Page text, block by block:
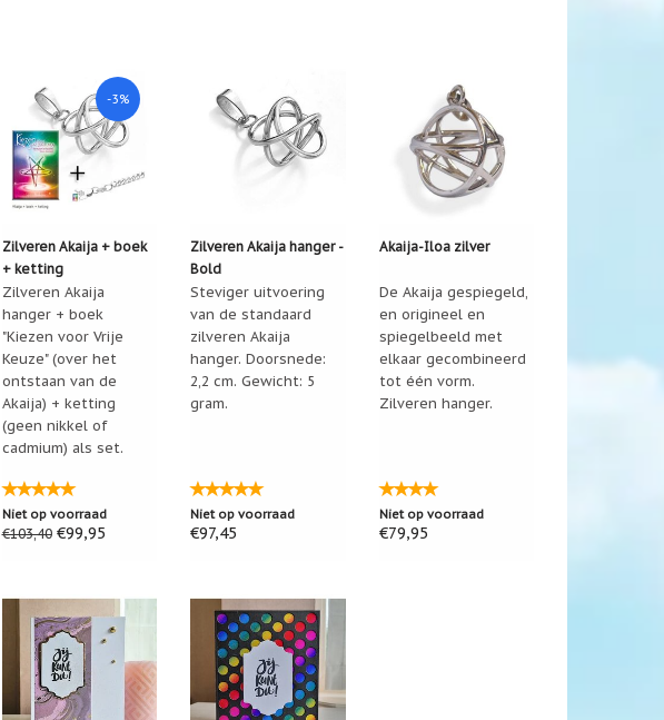
-3%
Zilveren Akaija + boek
+ ketting
Zilveren Akaija
hanger + boek
"Kiezen voor Vrije
Keuze" (over het
ontstaan van de
Akaija) + ketting
(geen nikkel of
cadmium) als set.
Niet op voorraad
€103,40€99,95
Zilveren Akaija hanger -
Bold
Steviger uitvoering
van de standaard
zilveren Akaija
hanger. Doorsnede:
2,2 cm. Gewicht: 5
gram.
Niet op voorraad
€97,45
Akaija-Iloa zilver
De Akaija gespiegeld,
en origineel en
spiegelbeeld met
elkaar gecombineerd
tot één vorm.
Zilveren hanger.
Niet op voorraad
€79,95